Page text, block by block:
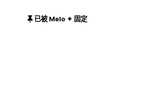
已被 Melo ✦ 固定